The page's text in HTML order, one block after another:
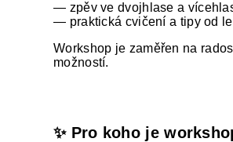
— zpěv ve dvojhlase a
— praktická cvičení a tipy od
Workshop je zaměřen na
možností.
✨ Pro koho je